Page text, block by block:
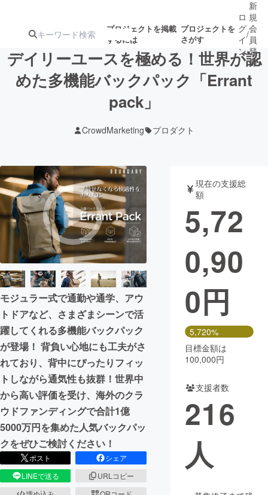
プロジェクトを掲載
するには
プロジェクトを
さがす
注目の新着プロ
ジェクト
募集終了が近いプ
テクノロジー・ガジェット
映像・映画 書籍・雑誌
ビジネス・起業 チャレンジ
まちづくり・地域活性化
CAMPFIRE for Social Good
CAMPFIRE Creation
CAMPFIREふるさと納税machi-ya コミュニティ
ロ
グ
イ
ン
/
新
規
会
員
登
録
デイリーユースを極める！世界が認
めた多機能バックパック「Errant
pack」
CrowdMarketing プロダクト
モジュラー式で通勤や通学、アウ
トドアなど、さまざまシーンで活
躍してくれる多機能バックパック
が登場！ 背負い心地にも工夫がさ
れており、背中にぴったりフィッ
トしながら通気性も抜群！世界中
から高い評価を受け、海外のクラ
ウドファンディングで合計1億
5000万円を集めた人気バックパッ
クをぜひご検討ください！
ポスト
シェア
LINEで送る
URLコピー
現在の支援総
額
5,72
0,90
0円
5,720%
目標金額は
100,000円
支援者数
216
人